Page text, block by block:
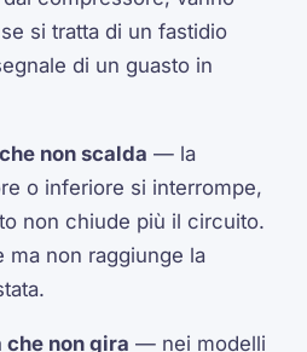
si tratta di un fastidio
di un guasto in
non scalda — la
o inferiore si interrompe,
non chiude più il circuito.
ma non raggiunge la
che non gira — nei modelli